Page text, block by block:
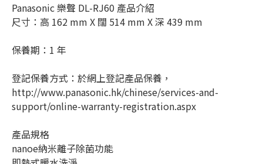
Panasonic 樂聲 DL-RJ60 產品介紹
尺寸：高 162 mm X 闊 514 mm X 深 439 mm
保養期：1 年
登記保養方式：於網上登記產品保養，
http://www.panasonic.hk/chinese/services-and-
support/online-warranty-registration.aspx
產品規格
nanoe納米離子除菌功能